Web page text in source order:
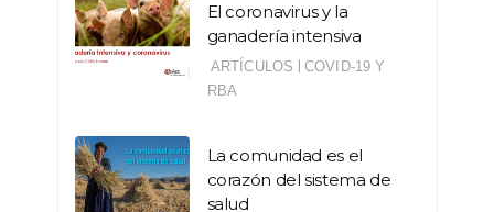
El coronavirus y la
ganadería intensiva
ARTÍCULOS | COVID-19 Y
RBA
La comunidad es el
corazón del sistema de
salud